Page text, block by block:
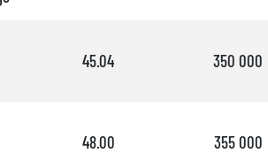
45.04 350 000
48.00 355 000